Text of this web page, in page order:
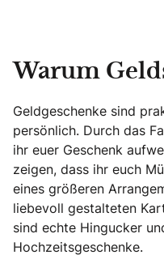
Warum
Geldgeschenke sind
persönlich. Durch das
ihr euer Geschenk
zeigen, dass ihr euch
eines größeren
liebevoll gestalteten
sind echte Hingucker
Hochzeitsgeschenke.